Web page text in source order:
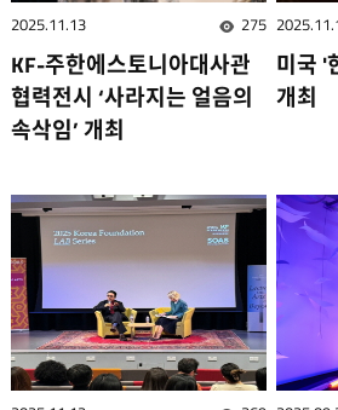
2025.11.13 조회수
275
KF-주한에스토니아대사관
협력전시 ‘사라지는 얼음의
속삭임’ 개최
미국 '
개최